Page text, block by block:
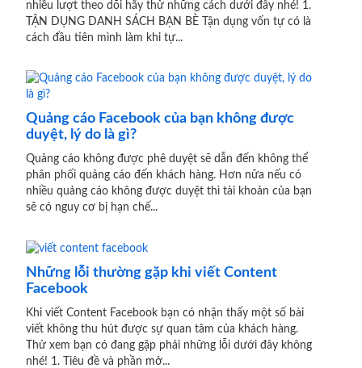
nhiều lượt theo dõi hãy thử những cách dưới đây nhé! 1.
TẬN DỤNG DANH SÁCH BẠN BÈ Tận dụng vốn tự có là
cách đầu tiên mình làm khi tự...
Quảng cáo Facebook của bạn không được
duyệt, lý do là gì?
Quảng cáo không được phê duyệt sẽ dẫn đến không thể
phân phối quảng cáo đến khách hàng. Hơn nữa nếu có
nhiều quảng cáo không được duyệt thì tài khoản của bạn
sẽ có nguy cơ bị hạn chế...
Những lỗi thường gặp khi viết Content
Facebook
Khi viết Content Facebook bạn có nhận thấy một số bài
viết không thu hút được sự quan tâm của khách hàng.
Thử xem bạn có đang gặp phải những lỗi dưới đây không
nhé! 1. Tiêu đề và phần mở...